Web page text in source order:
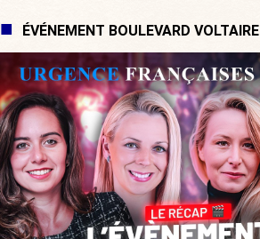
ÉVÉNEMENT BOULEVARD VOLTAIRE